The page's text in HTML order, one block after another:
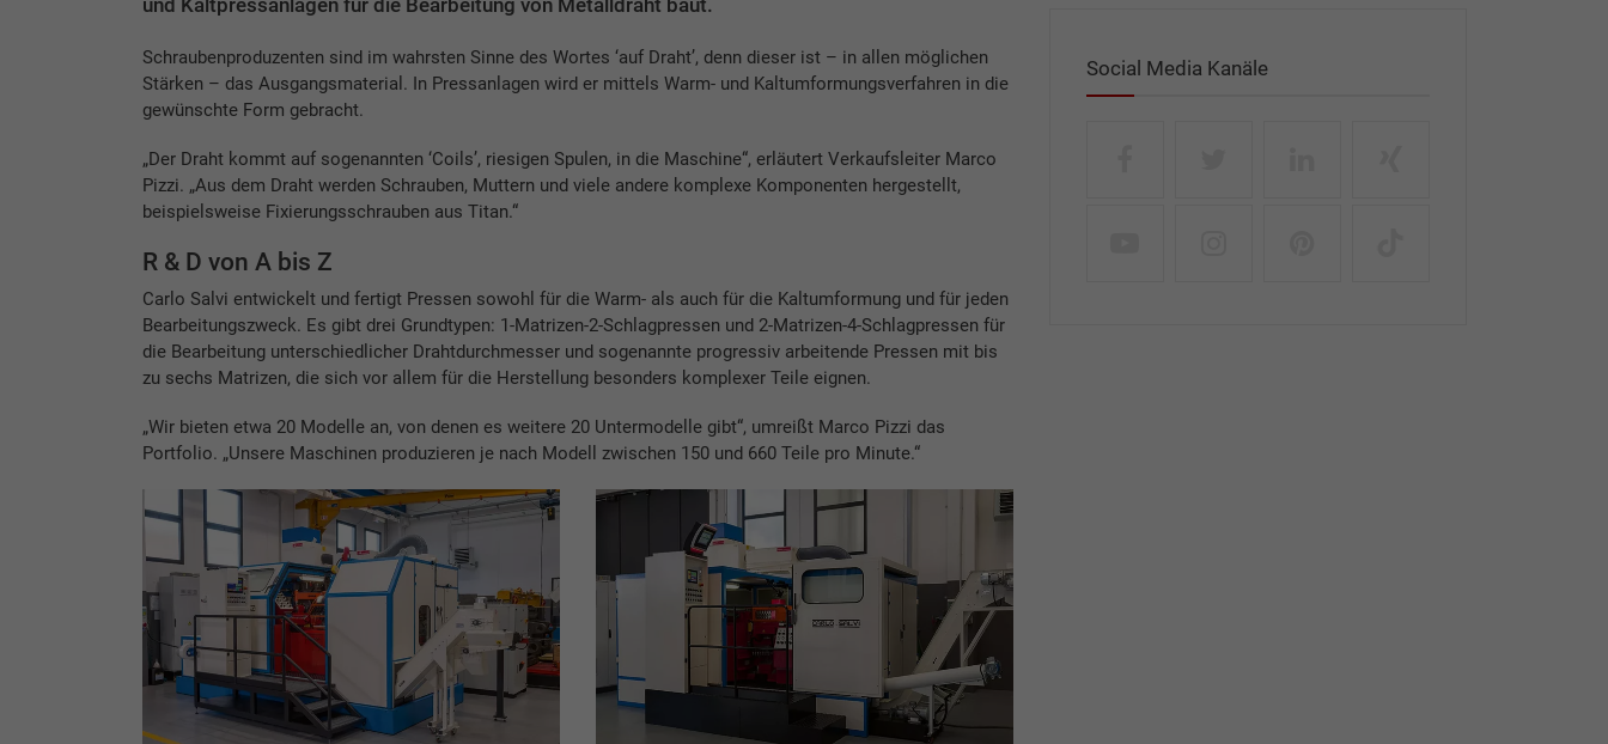
und Kaltpressanlagen für die Bearbeitung von Metalldraht baut.
Schraubenproduzenten sind im wahrsten Sinne des Wortes ‘auf Draht’, denn dieser ist – in allen möglichen
Stärken – das Ausgangsmaterial. In Pressanlagen wird er mittels Warm- und Kaltumformungsverfahren in die
gewünschte Form gebracht.
„Der Draht kommt auf sogenannten ‘Coils’, riesigen Spulen, in die Maschine“, erläutert Verkaufsleiter Marco
Pizzi. „Aus dem Draht werden Schrauben, Muttern und viele andere komplexe Komponenten hergestellt,
beispielsweise Fixierungsschrauben aus Titan.“
R & D von A bis Z
Carlo Salvi entwickelt und fertigt Pressen sowohl für die Warm- als auch für die Kaltumformung und für jeden
Bearbeitungszweck. Es gibt drei Grundtypen: 1-Matrizen-2-Schlagpressen und 2-Matrizen-4-Schlagpressen für
die Bearbeitung unterschiedlicher Drahtdurchmesser und sogenannte progressiv arbeitende Pressen mit bis
zu sechs Matrizen, die sich vor allem für die Herstellung besonders komplexer Teile eignen.
„Wir bieten etwa 20 Modelle an, von denen es weitere 20 Untermodelle gibt“, umreißt Marco Pizzi das
Portfolio. „Unsere Maschinen produzieren je nach Modell zwischen 150 und 660 Teile pro Minute.“
Social Media Kanäle